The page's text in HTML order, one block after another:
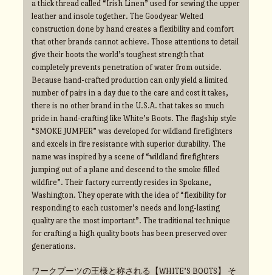
a thick thread called “Irish Linen” used for sewing the upper
leather and insole together. The Goodyear Welted
construction done by hand creates a flexibility and comfort
that other brands cannot achieve. Those attentions to detail
give their boots the world’s toughest strength that
completely prevents penetration of water from outside.
Because hand-crafted production can only yield a limited
number of pairs in a day due to the care and cost it takes,
there is no other brand in the U.S.A. that takes so much
pride in hand-crafting like White’s Boots. The flagship style
“SMOKE JUMPER” was developed for wildland firefighters
and excels in fire resistance with superior durability. The
name was inspired by a scene of “wildland firefighters
jumping out of a plane and descend to the smoke filled
wildfire”. Their factory currently resides in Spokane,
Washington. They operate with the idea of “flexibility for
responding to each customer’s needs and long-lasting
quality are the most important”. The traditional technique
for crafting a high quality boots has been preserved over
generations.
ワークブーツの王様と称される【WHITE’S BOOTS】 そ